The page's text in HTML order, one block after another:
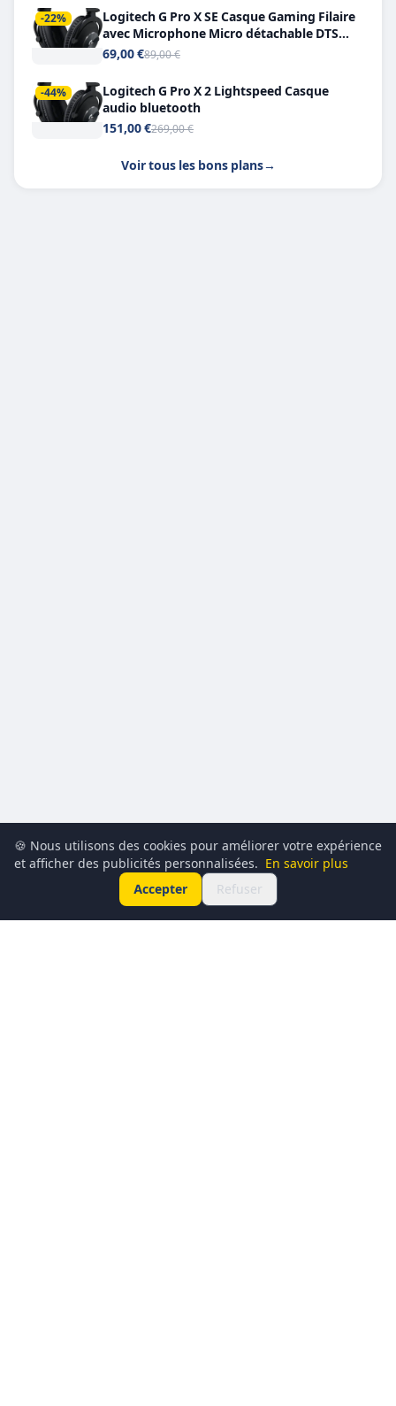
-22%
Logitech G Pro X SE Casque Gaming Filaire
avec Microphone Micro détachable DTS
Headphone X 7.1
69,00 €89,00 €
-44%
Logitech G Pro X 2 Lightspeed Casque
audio bluetooth
151,00 €269,00 €
Voir tous les bons plans→
🍪 Nous utilisons des cookies pour améliorer votre expérience
et afficher des publicités personnalisées. En savoir plus
Accepter
Refuser